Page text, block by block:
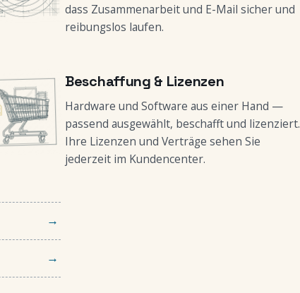
dass Zusammenarbeit und E-Mail sicher und
reibungslos laufen.
Beschaffung & Lizenzen
Hardware und Software aus einer Hand —
passend ausgewählt, beschafft und lizenziert.
Ihre Lizenzen und Verträge sehen Sie
jederzeit im Kundencenter.